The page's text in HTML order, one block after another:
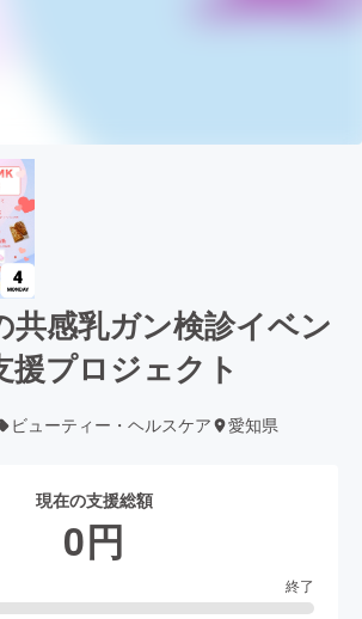
共感乳ガン検診イベン
援プロジェクト
ビューティー・ヘルスケア 愛知県
現在の支援総額
0円
終了